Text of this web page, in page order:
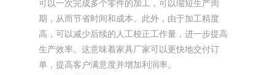
可以一次完成多个零件的加工，可以缩短生产周
期，从而节省时间和成本。此外，由于加工精度
高，可以减少后续的人工校正工作量，进一步提高
生产效率。这意味着家具厂家可以更快地交付订
单，提高客户满意度并增加利润率。